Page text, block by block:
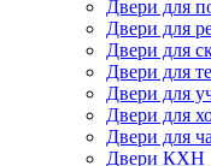
Двери для
Двери для
Двери для
Двери для
Двери для
Двери для
Двери для
Двери КХН